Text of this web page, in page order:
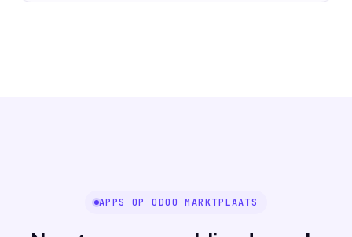
APPS OP ODOO MARKTPLAATS